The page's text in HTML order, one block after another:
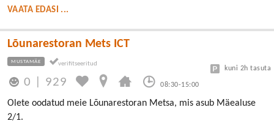
VAATA EDASI ...
Lõunarestoran Mets ICT
MUSTAMÄE
0 929 08:30-15:00
kuni 2h tasuta
Olete oodatud meie Lõunarestoran Metsa, mis asub Mäealuse
2/1.